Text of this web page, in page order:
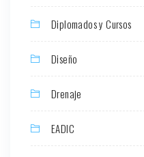
Diplomados y Cursos
Diseño
Drenaje
EADIC